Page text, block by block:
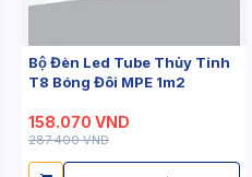
Bộ Đèn Led Tube Thủy Tinh
T8 Bóng Đôi MPE 1m2
158.070 VND
287.400 VND